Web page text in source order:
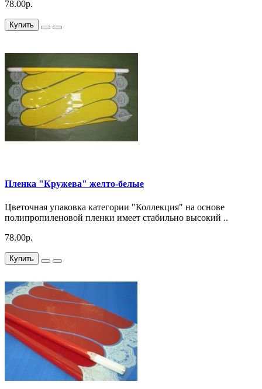
78.00р.
Купить
Пленка "Кружева" желто-белые
Цветочная упаковка категории "Коллекция" на основе
полипропиленовой пленки имеет стабильно высокий ..
78.00р.
Купить